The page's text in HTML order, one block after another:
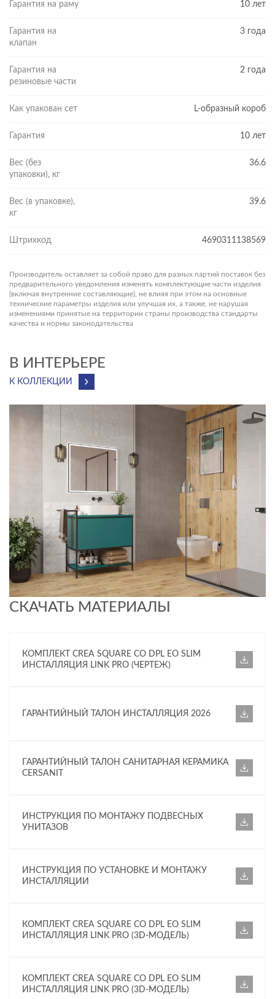
Гарантия на раму 10 лет
Гарантия на
клапан
3 года
Гарантия на
резиновые части
2 года
Как упакован сет L-образный короб
Гарантия 10 лет
Вес (без
упаковки), кг
36.6
Вес (в упаковке),
кг
39.6
Штрихкод 4690311138569
Производитель оставляет за собой право для разных партий поставок без
предварительного уведомления изменять комплектующие части изделия
(включая внутренние составляющие), не влияя при этом на основные
технические параметры изделия или улучшая их, а также, не нарушая
изменениями принятые на территории страны производства стандарты
качества и нормы законодательства
В ИНТЕРЬЕРЕ
К КОЛЛЕКЦИИ
СКАЧАТЬ МАТЕРИАЛЫ
КОМПЛЕКТ CREA SQUARE CO DPL EO SLIM
ИНСТАЛЛЯЦИЯ LINK PRO (ЧЕРТЕЖ)
ГАРАНТИЙНЫЙ ТАЛОН ИНСТАЛЛЯЦИЯ 2026
ГАРАНТИЙНЫЙ ТАЛОН САНИТАРНАЯ КЕРАМИКА
CERSANIT
ИНСТРУКЦИЯ ПО МОНТАЖУ ПОДВЕСНЫХ
УНИТАЗОВ
ИНСТРУКЦИЯ ПО УСТАНОВКЕ И МОНТАЖУ
ИНСТАЛЛЯЦИИ
КОМПЛЕКТ CREA SQUARE CO DPL EO SLIM
ИНСТАЛЛЯЦИЯ LINK PRO (3D-МОДЕЛЬ)
КОМПЛЕКТ CREA SQUARE CO DPL EO SLIM
ИНСТАЛЛЯЦИЯ LINK PRO (3D-МОДЕЛЬ)